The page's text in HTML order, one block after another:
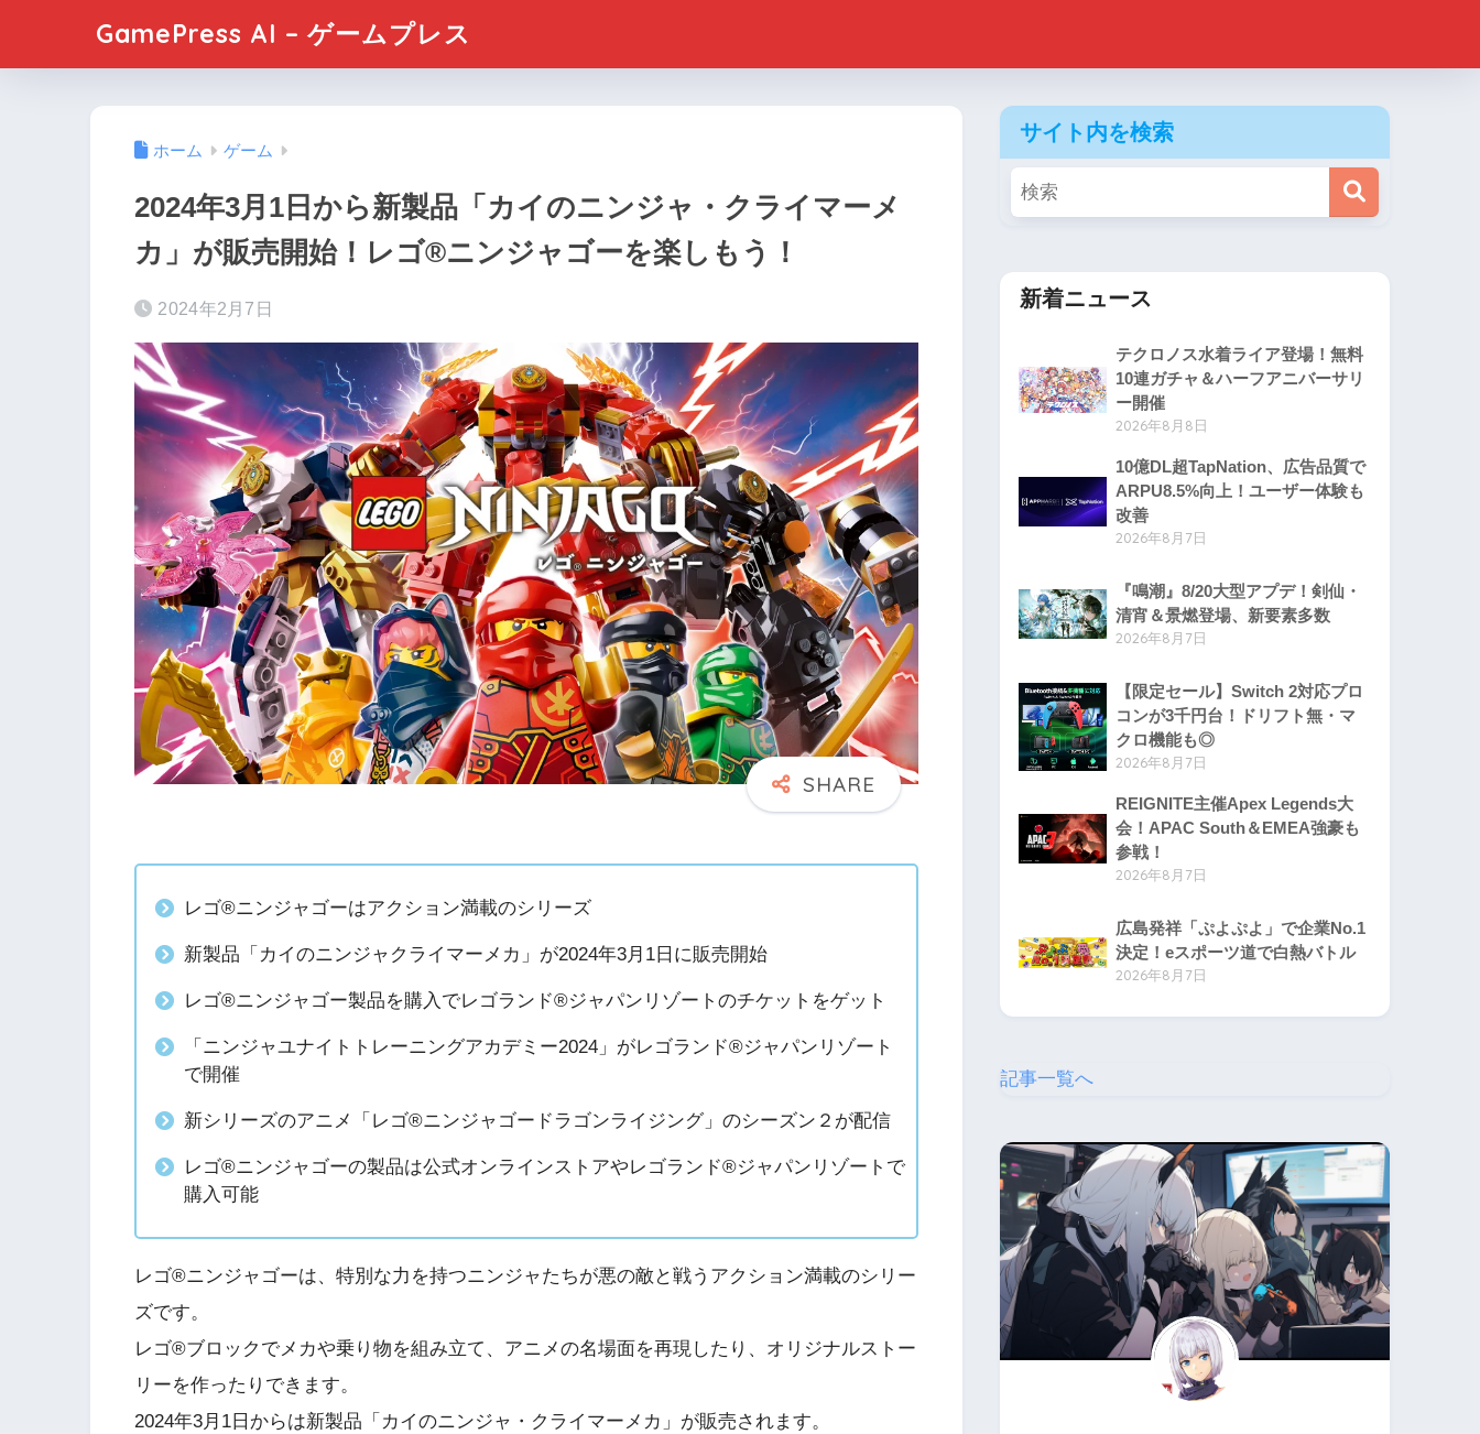
GamePress AI – ゲームプレス
ホーム ゲーム
2024年3月1日から新製品「カイのニンジャ・クライマーメ
カ」が販売開始！レゴ®ニンジャゴーを楽しもう！
2024年2月7日
レゴ®ニンジャゴーはアクション満載のシリーズ
新製品「カイのニンジャクライマーメカ」が2024年3月1日に販売開始
レゴ®ニンジャゴー製品を購入でレゴランド®ジャパンリゾートのチケットをゲット
「ニンジャユナイトトレーニングアカデミー2024」がレゴランド®ジャパンリゾート
で開催
新シリーズのアニメ「レゴ®ニンジャゴードラゴンライジング」のシーズン２が配信
レゴ®ニンジャゴーの製品は公式オンラインストアやレゴランド®ジャパンリゾートで
購入可能
レゴ®ニンジャゴーは、特別な力を持つニンジャたちが悪の敵と戦うアクション満載のシリー
ズです。
レゴ®ブロックでメカや乗り物を組み立て、アニメの名場面を再現したり、オリジナルストー
リーを作ったりできます。
2024年3月1日からは新製品「カイのニンジャ・クライマーメカ」が販売されます。
サイト内を検索
新着ニュース
テクロノス水着ライア登場！無料
10連ガチャ＆ハーフアニバーサリ
ー開催
2026年8月8日
10億DL超TapNation、広告品質で
ARPU8.5%向上！ユーザー体験も
改善
2026年8月7日
『鳴潮』8/20大型アプデ！剣仙・
清宵＆景燃登場、新要素多数
2026年8月7日
【限定セール】Switch 2対応プロ
コンが3千円台！ドリフト無・マ
クロ機能も◎
2026年8月7日
REIGNITE主催Apex Legends大
会！APAC South＆EMEA強豪も
参戦！
2026年8月7日
広島発祥「ぷよぷよ」で企業No.1
決定！eスポーツ道で白熱バトル
2026年8月7日
記事一覧へ